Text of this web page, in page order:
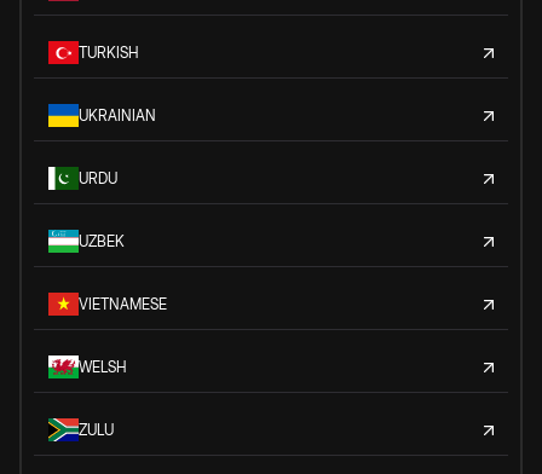
TURKISH
UKRAINIAN
URDU
UZBEK
VIETNAMESE
WELSH
ZULU